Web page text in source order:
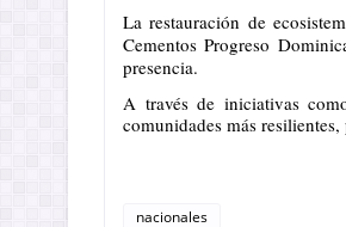
La restauración de
Cementos Progreso
presencia.
A través de iniciativas
comunidades más
nacionales